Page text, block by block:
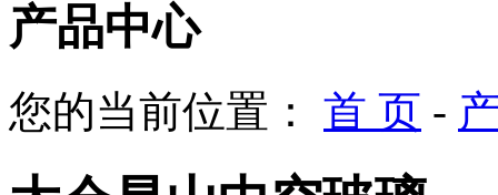
产品中心
您的当前位置： 首 页 -